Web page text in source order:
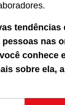
tendências
nas
conhece
sobre ela,